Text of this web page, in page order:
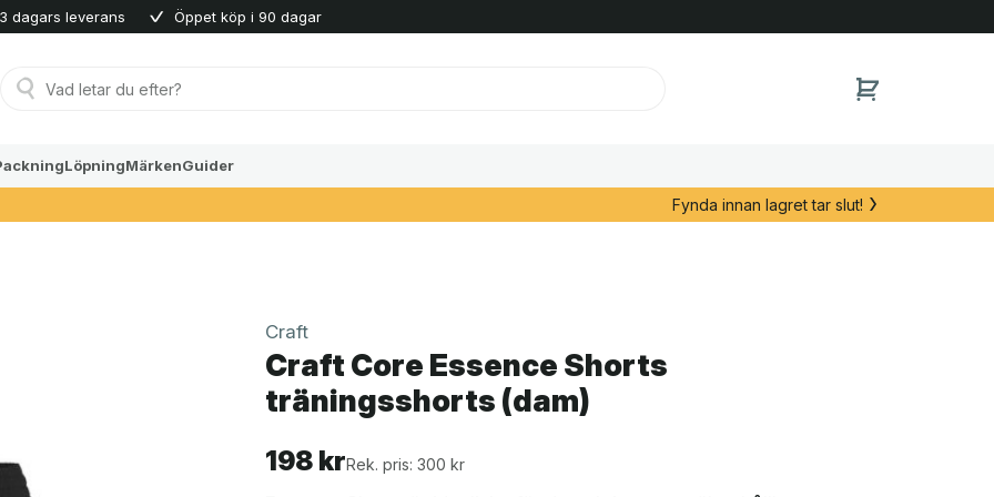
dagars leverans Öppet köp i 90 dagar
Produktsökning
LöpningMärkenGuider
Fynda innan lagret tar slut!
Craft
Craft Core Essence Shorts
träningsshorts (dam)
198 krRek. pris: 300 kr